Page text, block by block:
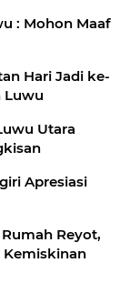
: Mohon Maaf
Hari Jadi ke-
Luwu
Utara
Reyot,
Kemiskinan